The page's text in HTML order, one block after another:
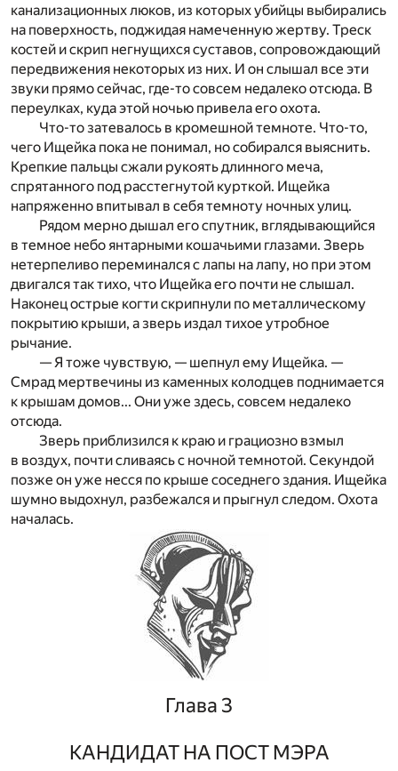
канализационных люков, из которых убийцы выбирались
на поверхность, поджидая намеченную жертву. Треск
костей и скрип негнущихся суставов, сопровождающий
передвижения некоторых из них. И он слышал все эти
звуки прямо сейчас, где-то совсем недалеко отсюда. В
переулках, куда этой ночью привела его охота.
Что-то затевалось в кромешной темноте. Что-то,
чего Ищейка пока не понимал, но собирался выяснить.
Крепкие пальцы сжали рукоять длинного меча,
спрятанного под расстегнутой курткой. Ищейка
напряженно впитывал в себя темноту ночных улиц.
Рядом мерно дышал его спутник, вглядывающийся
в темное небо янтарными кошачьими глазами. Зверь
нетерпеливо переминался с лапы на лапу, но при этом
двигался так тихо, что Ищейка его почти не слышал.
Наконец острые когти скрипнули по металлическому
покрытию крыши, а зверь издал тихое утробное
рычание.
— Я тоже чувствую, — шепнул ему Ищейка. —
Смрад мертвечины из каменных колодцев поднимается
к крышам домов... Они уже здесь, совсем недалеко
отсюда.
Зверь приблизился к краю и грациозно взмыл
в воздух, почти сливаясь с ночной темнотой. Секундой
позже он уже несся по крыше соседнего здания. Ищейка
шумно выдохнул, разбежался и прыгнул следом. Охота
началась.
Глава 3
КАНДИДАТ НА ПОСТ МЭРА